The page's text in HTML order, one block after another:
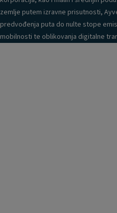
zemlje putem izravne prisutnosti,
predvođenja puta do nulte stope
mobilnosti te oblikovanja digitalne